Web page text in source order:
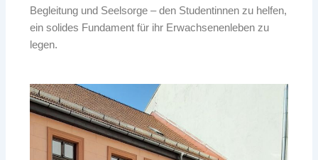
Begleitung und Seelsorge – den Studentinnen zu helfen,
ein solides Fundament für ihr Erwachsenenleben zu
legen.